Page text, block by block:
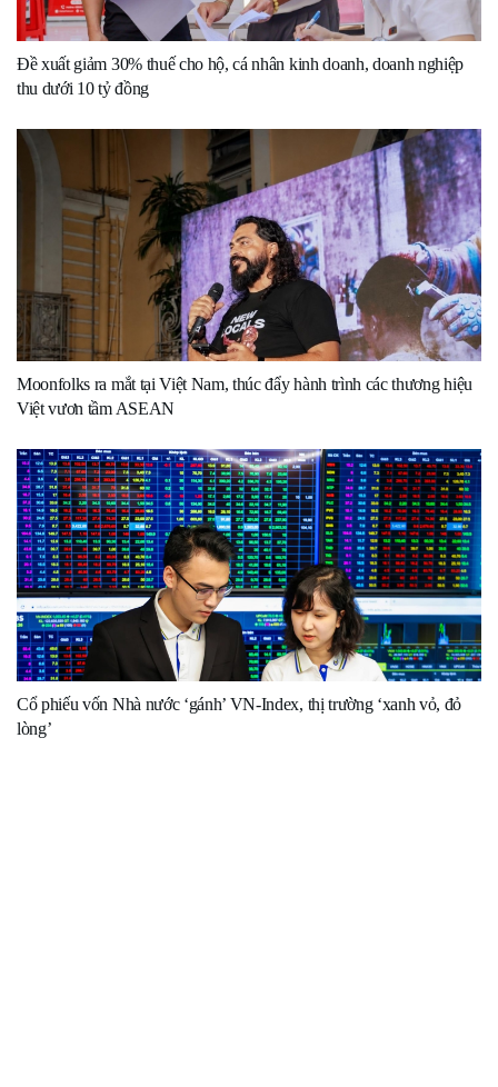
Đề xuất giảm 30% thuế cho hộ, cá nhân kinh doanh, doanh nghiệp
thu dưới 10 tỷ đồng
Moonfolks ra mắt tại Việt Nam, thúc đẩy hành trình các thương hiệu
Việt vươn tầm ASEAN
Cổ phiếu vốn Nhà nước ‘gánh’ VN-Index, thị trường ‘xanh vỏ, đỏ
lòng’